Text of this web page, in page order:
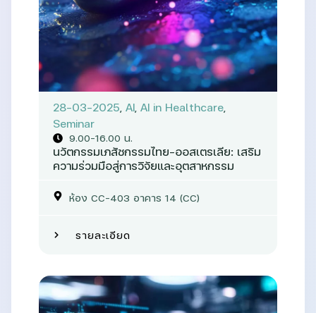
28-03-2025, AI, AI in Healthcare,
Seminar
9.00-16.00 น.
นวัตกรรมเภสัชกรรมไทย-ออสเตรเลีย: เสริม
ความร่วมมือสู่การวิจัยและอุตสาหกรรม
ห้อง CC-403 อาคาร 14 (CC)
รายละเอียด